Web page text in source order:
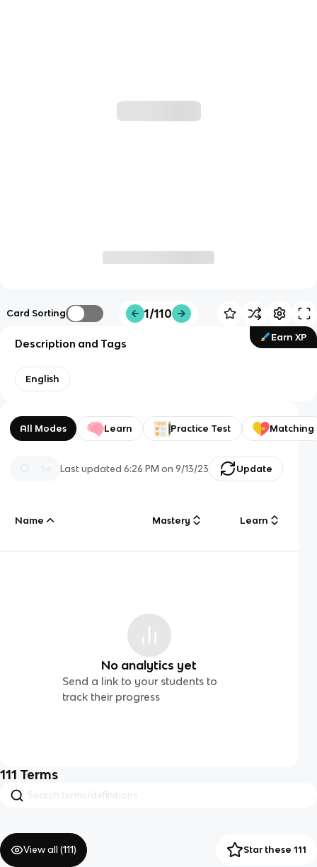
Card Sorting 1/110
Earn XP
Description and Tags
English
All Modes Learn Practice Test Matching
Last updated6:26 PM on 9/13/23 Update
Name Mastery Learn
No analytics yet
Send a link to your students to
track their progress
111 Terms
View all (111) Star these 111